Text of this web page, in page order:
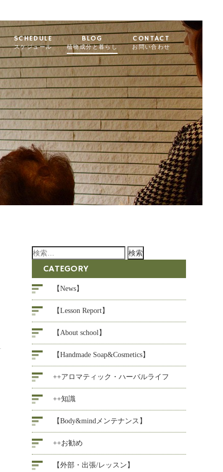
SCHEDULE
スケジュール
BLOG
植物成分と暮らし
CONTACT
お問い合わせ
検
CATEGORY
【News】
【Lesson Report】
【About school】
【Handmade Soap&Cosmetics】
++アロマティック・ハーバルライフ
++知識
【Body&mindメンテナンス】
++お勧め
【外部・出張/レッスン】